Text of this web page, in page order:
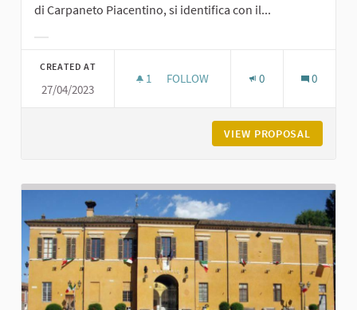
di Carpaneto Piacentino, si identifica con il...
CREATED AT
27/04/2023
1 1 FOLLOWER
FOLLOW 0 0
VIEW PROPOSAL